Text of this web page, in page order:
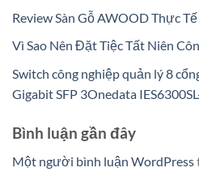
Review Sàn Gỗ AWOOD Thực Tế
Vì Sao Nên Đặt Tiệc Tất Niên
Switch công nghiệp quản lý 8
Gigabit SFP 3Onedata
Bình luận gần đây
Một người bình luận WordPress